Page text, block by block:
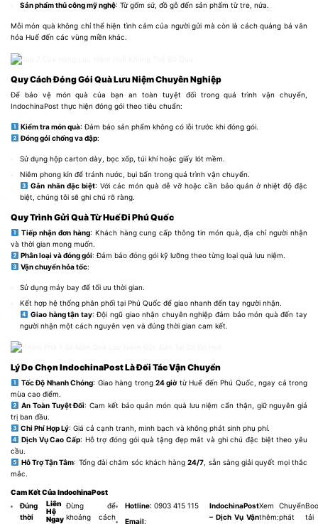
Sản phẩm thủ công mỹ nghệ: Từ gốm sứ, đồ gỗ đến sản phẩm từ tre, nứa.
Mỗi món quà không chỉ thể hiện tình cảm của người gửi mà còn là cách quảng bá văn
hóa Huế đến các vùng miền khác.
Quy Cách Đóng Gói Quà Lưu Niệm Chuyên Nghiệp
Để bảo vệ món quà của bạn an toàn tuyệt đối trong quá trình vận chuyển,
IndochinaPost thực hiện đóng gói theo tiêu chuẩn:
Kiểm tra món quà: Đảm bảo sản phẩm không có lỗi trước khi đóng gói.
Đóng gói chống va đập:
Sử dụng hộp carton dày, bọc xốp, túi khí hoặc giấy lót mềm.
Niêm phong kín để tránh nước, bụi bẩn trong quá trình vận chuyển.
Gắn nhãn đặc biệt: Với các món quà dễ vỡ hoặc cần bảo quản ở nhiệt độ đặc
biệt, chúng tôi sẽ ghi chú rõ ràng.
Quy Trình Gửi Quà Từ Huế Đi Phú Quốc
Tiếp nhận đơn hàng: Khách hàng cung cấp thông tin món quà, địa chỉ người nhận
và thời gian mong muốn.
Phân loại và đóng gói: Đảm bảo đóng gói kỹ lưỡng theo từng loại quà lưu niệm.
Vận chuyển hỏa tốc:
Sử dụng máy bay để tối ưu thời gian.
Kết hợp hệ thống phân phối tại Phú Quốc để giao nhanh đến tay người nhận.
Giao hàng tận tay: Đội ngũ giao nhận chuyên nghiệp đảm bảo món quà đến tay
người nhận một cách nguyên vẹn và đúng thời gian cam kết.
Lý Do Chọn IndochinaPost Là Đối Tác Vận Chuyển
Tốc Độ Nhanh Chóng: Giao hàng trong 24 giờtừ Huế đến Phú Quốc, ngay cả trong
mùa cao điểm.
An Toàn Tuyệt Đối: Cam kết bảo quản món quà lưu niệm cẩn thận, giữ nguyên giá
trị ban đầu.
Chi Phí Hợp Lý: Giá cả cạnh tranh, minh bạch và không phát sinh phụ phí.
Dịch Vụ Cao Cấp: Hỗ trợ đóng gói quà tặng đẹp mắt và ghi chú đặc biệt theo yêu
cầu.
Hỗ Trợ Tận Tâm: Tổng đài chăm sóc khách hàng24/7 , sẵn sàng giải quyết mọi thắc
mắc.
Cam Kết Của IndochinaPost
Đúng
thời
Liên
Hệ
Ngay
Đừng để
khoảng cách
Hotline: 0903 415 115
Email:
IndochinaPost
– Dịch Vụ Vận
Xem
thêm:
Chuyển
phát
tải